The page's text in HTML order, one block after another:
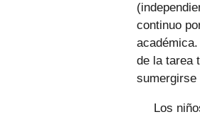
continuo
de la tarea
sumergirse
Los